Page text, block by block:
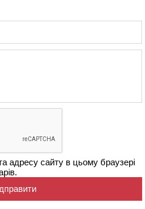
адресу сайту в цьому браузері